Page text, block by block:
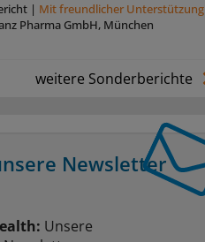
| Mit freundlicher Unterstützung
Pharma GmbH, München
weitere Sonderberichte
Newsletter
Unsere